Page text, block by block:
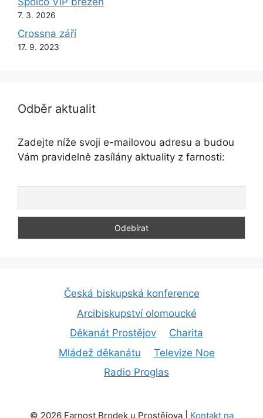
7. 3. 2026
Crossna září
17. 9. 2023
Odběr aktualit
Zadejte níže svoji e-mailovou adresu a budou
Vám pravidelně zasílány aktuality z farnosti:
Česká biskupská konference
Arcibiskupství olomoucké
Děkanát Prostějov
Charita
Mládež děkanátu
Televize Noe
Radio Proglas
© 2026 Farnost Brodek u Prostějova | Kontakt na